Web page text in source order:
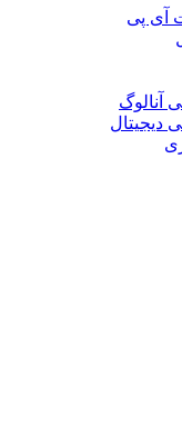
آی پی
آنالوگ
دیجیتال